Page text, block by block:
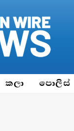
කලා පොලිස්